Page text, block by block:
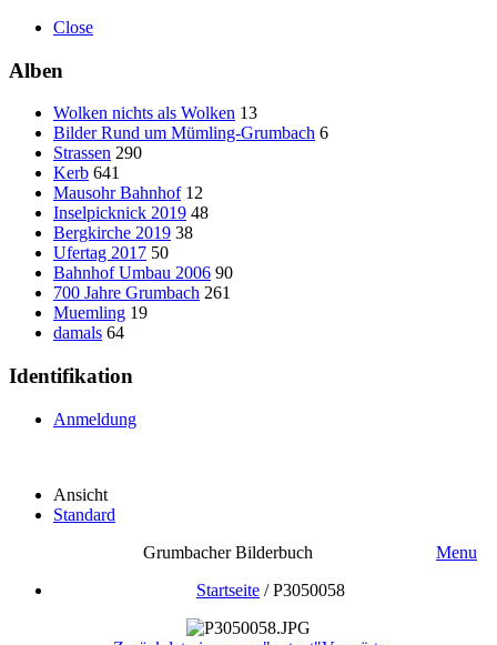
Close
Alben
Wolken nichts als Wolken 13
Bilder Rund um Mümling-Grumbach 6
Strassen 290
Kerb 641
Mausohr Bahnhof 12
Inselpicknick 2019 48
Bergkirche 2019 38
Ufertag 2017 50
Bahnhof Umbau 2006 90
700 Jahre Grumbach 261
Muemling 19
damals 64
Identifikation
Anmeldung
Ansicht
Standard
Grumbacher Bilderbuch
Menu
Startseite /P3050058